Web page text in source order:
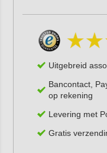
Uitgebreid
Bancontact,
op rekening
Levering met
Gratis